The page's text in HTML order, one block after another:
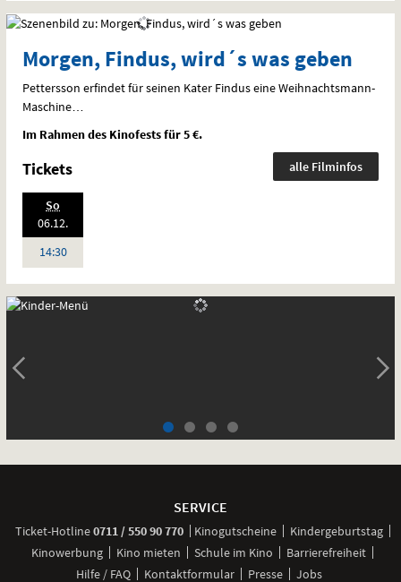
Morgen, Findus, wird´s was geben
Pettersson erfindet für seinen Kater Findus eine Weihnachtsmann-
Maschine…
Im Rahmen des Kinofests für 5 €.
alle Filminfos
Tickets
Standardfassung
Sprache:
Deutsch
So
06.12.2026:
14:30Uhr
SERVICE
Ticket-Hotline0711 / 550 90 770anrufen
Kinogutscheine
Kindergeburtstag
Kinowerbung
Kino mieten Schule im Kino
Barrierefreiheit
Hilfe / FAQ
Kontaktformular Presse Jobs